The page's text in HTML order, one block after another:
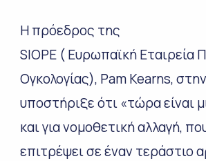
H πρόεδρος της
SIOPE ( Eυρωπαϊκή Εταιρεία
Ογκολογίας), Pam Kearns,
υποστήριξε ότι «τώρα είναι
και για νομοθετική αλλαγή,
επιτρέψει σε έναν τεράστιο